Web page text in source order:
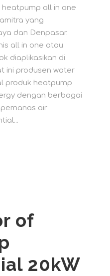
all in one
yang
dan Denpasar.
all in one atau
diaplikasikan di
ini produsen water
produk heatpump
dengan berbagai
air
of
20kW